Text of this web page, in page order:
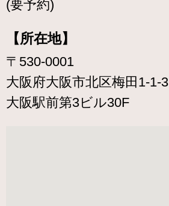
(要予約)
【所在地】
〒530-0001
大阪府大阪市北区梅田1-1-3
大阪駅前第3ビル30F